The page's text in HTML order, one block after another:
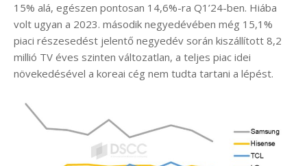
15% alá, egészen pontosan 14,6%-ra Q1’24-ben. Hiába
volt ugyan a 2023. második negyedévében még 15,1%
piaci részesedést jelentő negyedév során kiszállított 8,2
millió TV éves szinten változatlan, a teljes piac idei
növekedésével a koreai cég nem tudta tartani a lépést.